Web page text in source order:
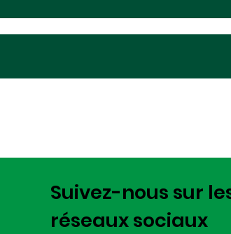
Suivez-nous sur
réseaux sociaux